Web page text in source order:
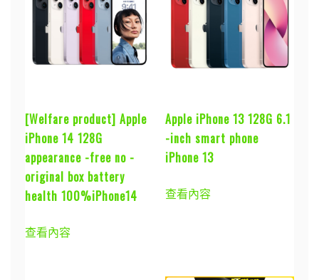
[Welfare product] Apple
iPhone 14 128G
appearance -free no -
original box battery
health 100%iPhone14
查看內容
Apple iPhone 13 128G 6.1
-inch smart phone
iPhone 13
查看內容